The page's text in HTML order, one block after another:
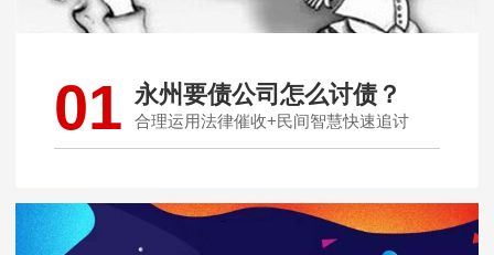
01 永州要债公司怎么讨债？
合理运用法律催收+民间智慧快速追讨